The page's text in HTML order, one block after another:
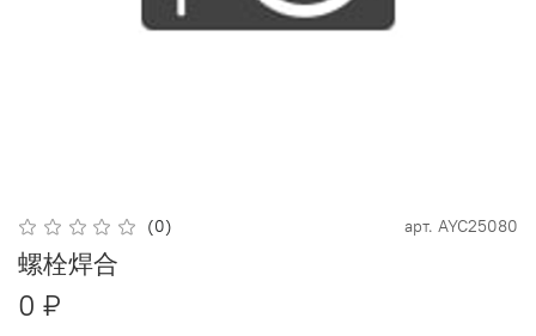
(0) арт. AYC25080
螺栓焊合
0 ₽